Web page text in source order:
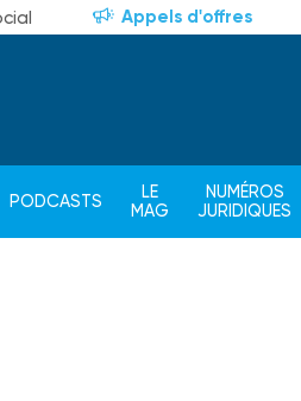
Appels d'offres
PODCASTS
LE
MAG
NUMÉROS
JURIDIQUES